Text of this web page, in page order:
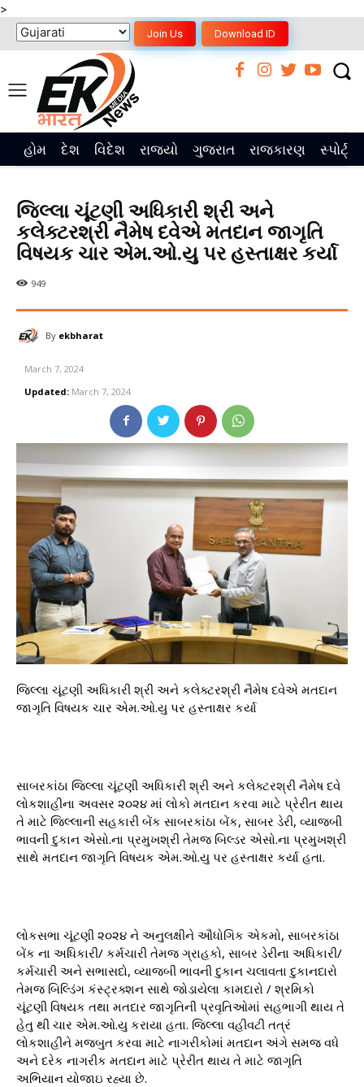
>
Join Us Download ID
હોમ દેશ વિદેશ રાજ્યો ગુજરાત રાજકારણ સ્પોર્ટ્સ
જિલ્લા ચૂંટણી અધિકારી શ્રી અને
કલેક્ટરશ્રી નૈમેષ દવેએ મતદાન જાગૃતિ
વિષયક ચાર એમ.ઓ.યુ પર હસ્તાક્ષર કર્યા
949
By ekbharat
March 7, 2024
Updated: March 7, 2024
જિલ્લા ચૂંટણી અધિકારી શ્રી અને કલેક્ટરશ્રી નૈમેષ દવેએ મતદાન
જાગૃતિ વિષયક ચાર એમ.ઓ.યુ પર હસ્તાક્ષર કર્યા
સાબરકાંઠા જિલ્લા ચૂંટણી અધિકારી શ્રી અને કલેક્ટરશ્રી નૈમેષ દવે
લોકશાહીના અવસર ૨૦૨૪ માં લોકો મતદાન કરવા માટે પ્રેરીત થાય
તે માટે જિલ્લાની સહકારી બેંક સાબરકાંઠા બેંક, સાબર ડેરી, વ્યાજબી
ભાવની દુકાન એસો.ના પ્રમુખશ્રી તેમજ બિલ્ડર એસો.ના પ્રમુખશ્રી
સાથે મતદાન જાગૃતિ વિષયક એમ.ઓ.યુ પર હસ્તાક્ષર કર્યા હતા.
લોકસભા ચૂંટણી ૨૦૨૪ ને અનુલક્ષીને ઔધોગિક એકમો, સાબરકાંઠા
બેંક ના અધિકારી/ કર્મચારી તેમજ ગ્રાહકો, સાબર ડેરીના અધિકારી/
કર્મચારી અને સભાસદો, વ્યાજબી ભાવની દુકાન ચલાવતા દુકાનદારો
તેમજ બિલ્ડિંગ કંસ્ટ્રક્શન સાથે જોડાયેલા કામદારો / શ્રમિકો
ચૂંટણી વિષયક તથા મતદાર જાગૃતિની પ્રવૃતિઓમાં સહભાગી થાય તે
હેતુ થી ચાર એમ.ઓ.યુ કરાયા હતા. જિલ્લા વહીવટી તત્રં
લોકશાહીને મજબુત કરવા માટે નાગરીકોમાં મતદાન અંગે સમજ વધે
અને દરેક નાગરીક મતદાન માટે પ્રેરીત થાય તે માટે જાગૃતિ
અભિયાન યોજાઇ રહ્યા છે.